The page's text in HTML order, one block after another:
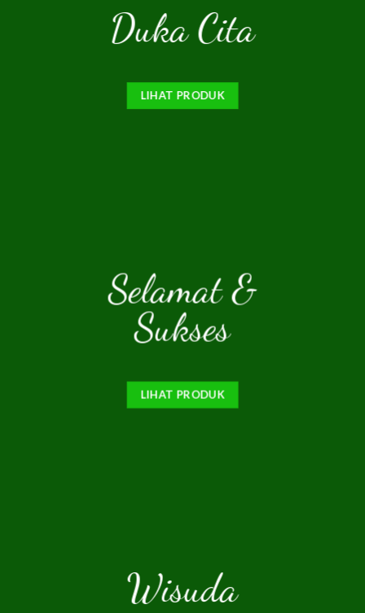
Duka Cita
LIHAT PRODUK
Selamat &
Sukses
LIHAT PRODUK
Wisuda